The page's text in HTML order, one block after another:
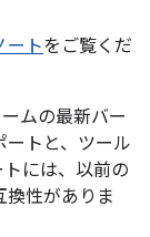
ートをご覧くだ
ムの最新バー
ートと、ツール
には、以前の
換性がありま